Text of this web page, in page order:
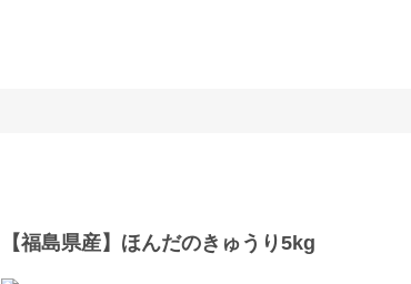
【福島県産】ほんだのきゅうり5kg